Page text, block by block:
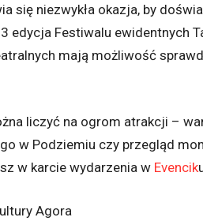
się niezwykła okazja, by
edycja Festiwalu ewidentnych
mają możliwość
liczyć na ogrom atrakcji –
w Podziemiu czy przegląd
w karcie wydarzenia w Evencik
Agora